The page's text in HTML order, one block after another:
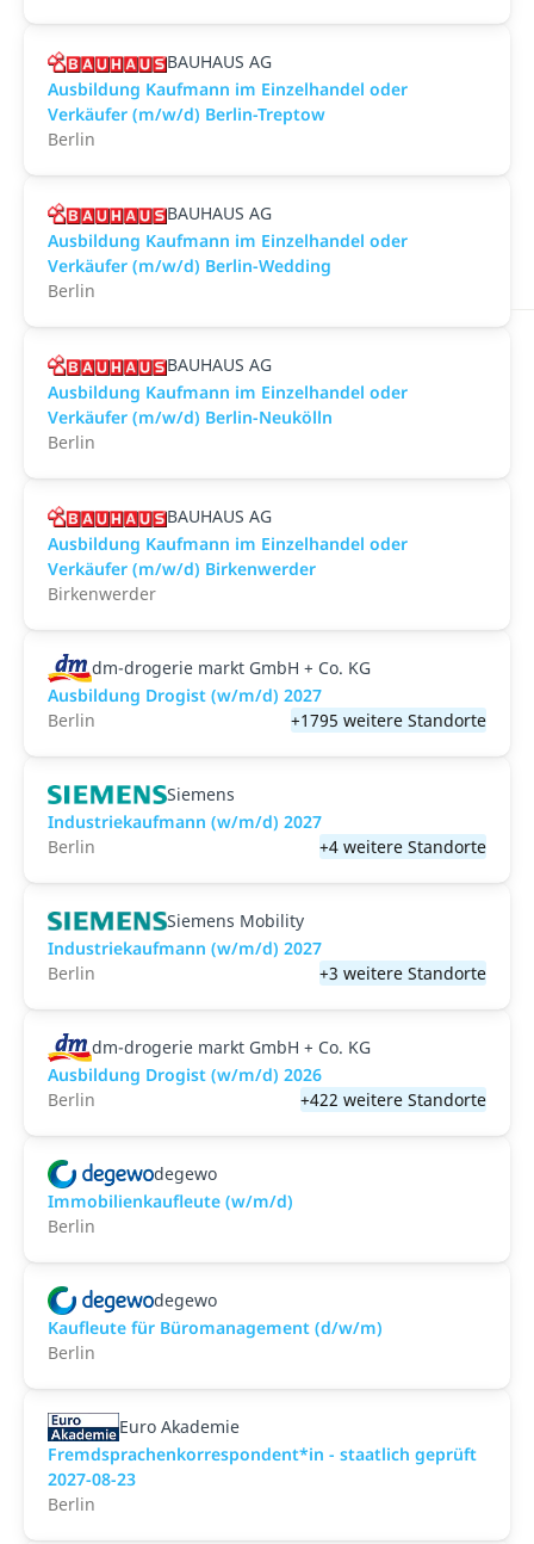
BAUHAUS AG
Ausbildung Kaufmann im Einzelhandel oder
Verkäufer (m/w/d) Berlin-Treptow
Berlin
BAUHAUS AG
Ausbildung Kaufmann im Einzelhandel oder
Verkäufer (m/w/d) Berlin-Wedding
Berlin
BAUHAUS AG
Ausbildung Kaufmann im Einzelhandel oder
Verkäufer (m/w/d) Berlin-Neukölln
Berlin
BAUHAUS AG
Ausbildung Kaufmann im Einzelhandel oder
Verkäufer (m/w/d) Birkenwerder
Birkenwerder
dm-drogerie markt GmbH + Co. KG
Ausbildung Drogist (w/m/d) 2027
Berlin
+1795 weitere Standorte
Siemens
Industriekaufmann (w/m/d) 2027
Berlin
+4 weitere Standorte
Siemens Mobility
Industriekaufmann (w/m/d) 2027
Berlin
+3 weitere Standorte
dm-drogerie markt GmbH + Co. KG
Ausbildung Drogist (w/m/d) 2026
Berlin
+422 weitere Standorte
degewo
Immobilienkaufleute (w/m/d)
Berlin
degewo
Kaufleute für Büromanagement (d/w/m)
Berlin
Euro Akademie
Fremdsprachenkorrespondent*in - staatlich geprüft
2027-08-23
Berlin